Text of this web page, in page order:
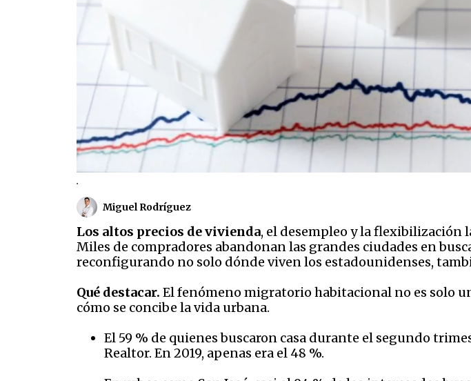
.
Miguel Rodríguez
Los altos precios de vivienda, el desempleo y la flexibilización
Miles de compradores abandonan las grandes ciudades en
reconfigurando no solo dónde viven los estadounidenses,
Qué destacar. El fenómeno migratorio habitacional no es solo
cómo se concibe la vida urbana.
El 59 % de quienes buscaron casa durante el segundo
Realtor. En 2019, apenas era el 48 %.